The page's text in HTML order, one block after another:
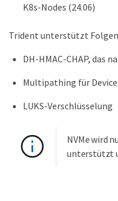
K8s-Nodes (24.06)
Trident unterstützt
DH-HMAC-CHAP, das
Multipathing für Device
LUKS-Verschlüsselung
NVMe wird
unterstützt